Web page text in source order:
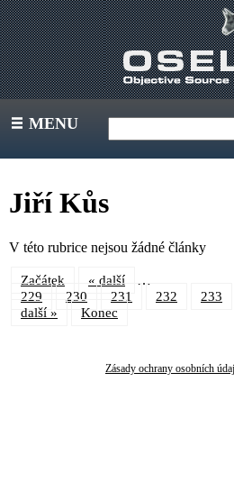
III MENU
Jiří Kůs
V této rubrice nejsou žádné články
Začátek « další …
229 230 231 232 233
další »
Konec
Zásady ochrany osobních